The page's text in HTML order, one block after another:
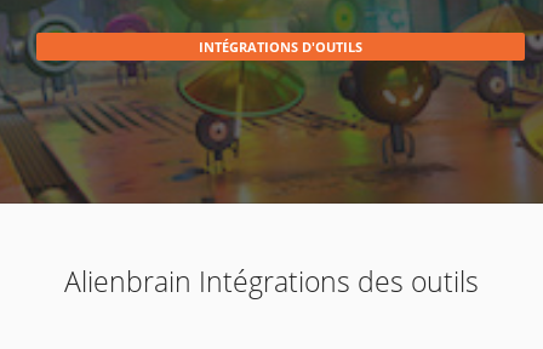
INTÉGRATIONS D'OUTILS
Alienbrain Intégrations des outils